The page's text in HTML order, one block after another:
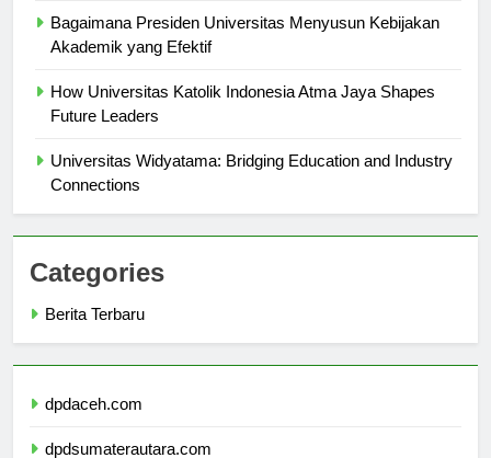
Bagaimana Presiden Universitas Menyusun Kebijakan
How Universitas Katolik Indonesia Atma Jaya Shapes
Universitas Widyatama: Bridging Education and Industry
Categories